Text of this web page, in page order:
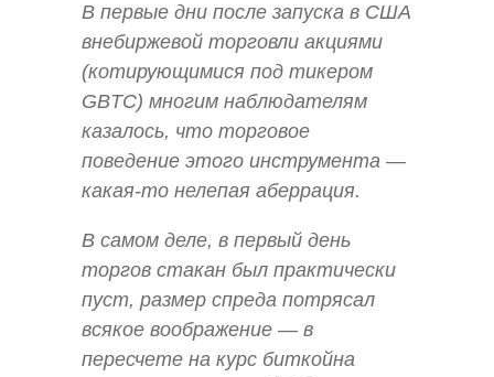
В первые дни после запуска в США
внебиржевой торговли акциями
(котирующимися под тикером
GBTC) многим наблюдателям
казалось, что торговое
поведение этого инструмента —
какая-то нелепая аберрация.
В самом деле, в первый день
торгов стакан был практически
пуст, размер спреда потрясал
всякое воображение — в
пересчете на курс биткойна